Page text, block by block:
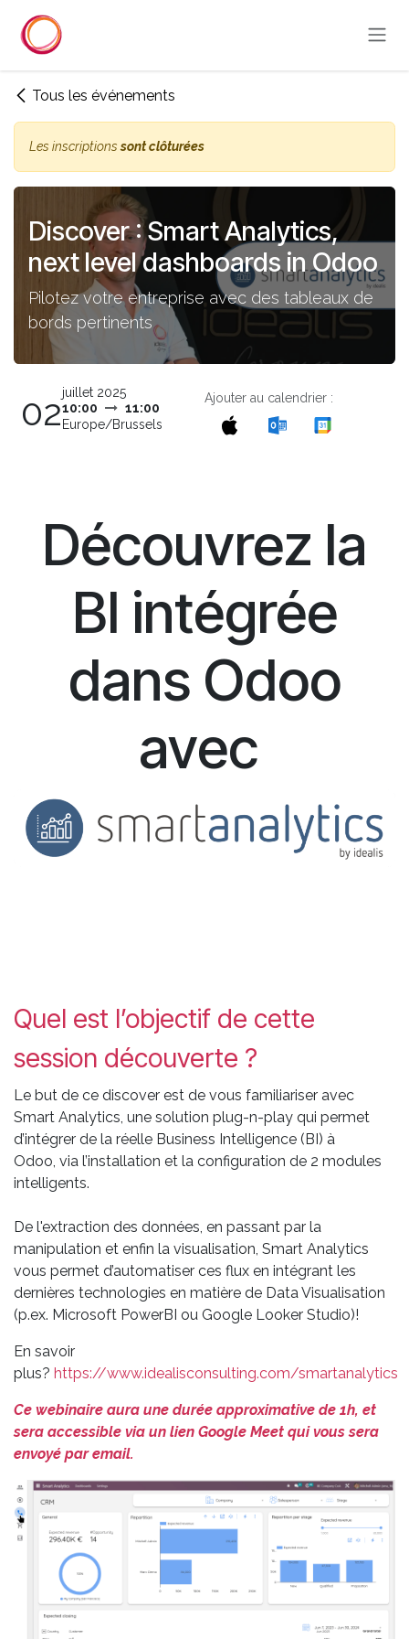
Tous les événements
Les inscriptionssont clôturées
Discover : Smart Analytics,
next level dashboards in Odoo
Pilotez votre entreprise avec des tableaux de
bords pertinents
02juillet 2025
10:00
11:00
Europe/Brussels
Ajouter au calendrier :
Découvrez la
BI intégrée
dans Odoo
avec
Quel est l’objectif de cette
session découverte ?
Le but de ce discover est de vous familiariser avec
Smart Analytics, une solution plug-n-play qui permet
d’intégrer de la réelle Business Intelligence (BI) à
Odoo, via l’installation et la configuration de 2 modules
intelligents.
De l'extraction des données, en passant par la
manipulation et enfin la visualisation, Smart Analytics
vous permet d’automatiser ces flux en intégrant les
dernières technologies en matière de Data Visualisation
(p.ex. Microsoft PowerBI ou Google Looker Studio)!
En savoir
plus? https://www.idealisconsulting.com/smartanalytics
Ce webinaire aura une durée approximative de 1h, et
sera accessible via un lien Google Meet qui vous sera
envoyé par email.